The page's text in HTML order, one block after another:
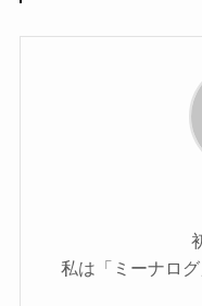
私は「ミーナロ